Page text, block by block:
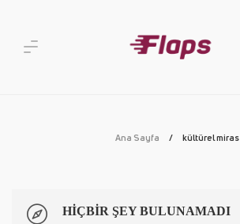
Ana Sayfa kültürel miras
HIÇBIR ŞEY BULUNAMADI